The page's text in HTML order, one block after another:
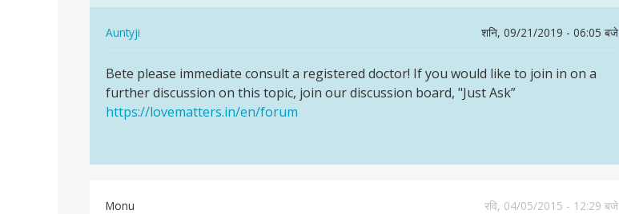
mera
1
month
by
for
the…
Auntyji
शनि, 09/21/2019 - 06:05 बजे
reply
to
My
priyad
for
Bete
please
immediate…
Bete please immediate consult a registered doctor! If you would like to join in on a
further discussion on this topic, join our discussion board, "Just Ask”
https://lovematters.in/en/forum
Monu
रवि, 04/05/2015 - 12:29 बजे